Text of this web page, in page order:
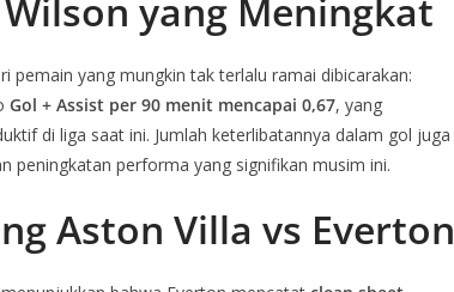
yang Meningkat
pemain yang mungkin tak terlalu ramai dibicarakan:
Gol + Assist per 90 menit mencapai 0,67, yang
di liga saat ini. Jumlah keterlibatannya dalam gol juga
peningkatan performa yang signifikan musim ini.
Aston Villa vs Everton